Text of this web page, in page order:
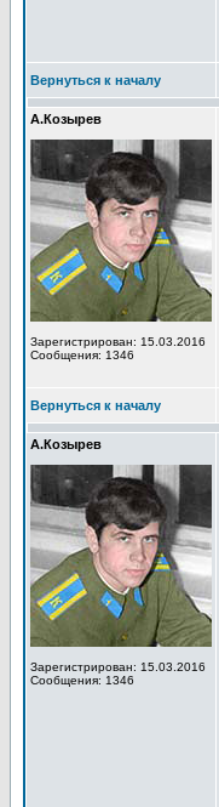
Вернуться к началу
А.Козырев
Зарегистрирован: 15.03.2016
Сообщения: 1346
Вернуться к началу
А.Козырев
Зарегистрирован: 15.03.2016
Сообщения: 1346